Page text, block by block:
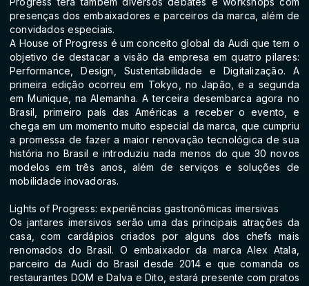
presenças dos embaixadores e parceiros da marca, além de
convidados especiais.
A House of Progress é um conceito global da Audi que tem o
objetivo de destacar a visão da empresa em quatro pilares:
Performance, Design, Sustentabilidade e Digitalização. A
primeira edição ocorreu em Tokyo, no Japão, e a segunda
em Munique, na Alemanha. A terceira desembarca agora no
Brasil, primeiro país das Américas a receber o evento, e
chega em um momento muito especial da marca, que cumpriu
a promessa de fazer a maior renovação tecnológica de sua
história no Brasil e introduziu nada menos do que 30 novos
modelos em três anos, além de serviços e soluções de
mobilidade inovadoras.
Lights of Progress: experiências gastronômicas imersivas
Os jantares imersivos serão uma das principais atrações da
casa, com cardápios criados por alguns dos chefs mais
renomados do Brasil. O embaixador da marca Alex Atala,
parceiro da Audi do Brasil desde 2014 e que comanda os
restaurantes DOM e Dalva e Dito, estará presente com pratos